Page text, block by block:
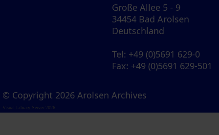
Große Allee 5 - 9
34454 Bad Arolsen
Deutschland
Tel: +49 (0)5691 629-0
Fax: +49 (0)5691 629-501
© Copyright 2026 Arolsen Archives
Visual Library Server 2026